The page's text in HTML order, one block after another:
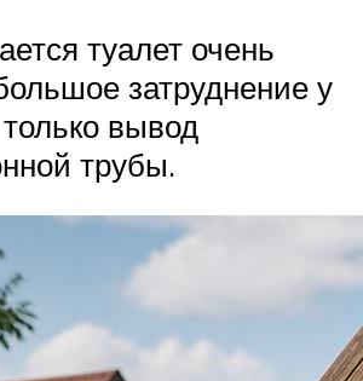
туалет очень
затруднение у
вывод
трубы.